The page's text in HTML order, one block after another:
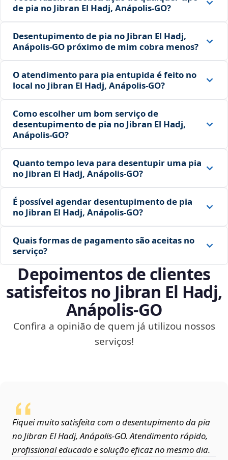
de pia no Jibran El Hadj, Anápolis‑GO?
Desentupimento de pia no Jibran El Hadj,
Anápolis‑GO próximo de mim cobra menos?
O atendimento para pia entupida é feito no
local no Jibran El Hadj, Anápolis‑GO?
Como escolher um bom serviço de
desentupimento de pia no Jibran El Hadj,
Anápolis‑GO?
Quanto tempo leva para desentupir uma pia
no Jibran El Hadj, Anápolis‑GO?
É possível agendar desentupimento de pia
no Jibran El Hadj, Anápolis‑GO?
Quais formas de pagamento são aceitas no
serviço?
Depoimentos de clientes
satisfeitos no Jibran El Hadj,
Anápolis‑GO
Confira a opinião de quem já utilizou nossos
serviços!
Fiquei muito satisfeita com o desentupimento da pia
no Jibran El Hadj, Anápolis‑GO. Atendimento rápido,
profissional educado e solução eficaz no mesmo dia.